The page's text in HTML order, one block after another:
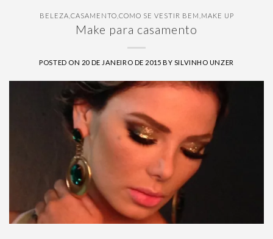
BELEZA CASAMENTO COMO SE VESTIR BEM MAKE UP
Make para casamento
POSTED ON 20 DE JANEIRO DE 2015 BY SILVINHO UNZER